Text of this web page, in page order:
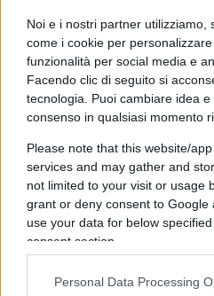
Noi e i nostri partner utilizziamo,
come i cookie per
funzionalità per social media e
Facendo clic di seguito si
tecnologia. Puoi cambiare idea
consenso in qualsiasi momento
Please note that this website/
services and may gather and
not limited to your visit or usage
grant or deny consent to
use your data for below
consent section.
Personal Data Processing
10:53Italia oggiparla del
cashback.
11:10 LeOngche
Casarini si è beccata,
mila euro per trasbordare
12:34 Ilcommissario
vaccini ci sono e non li